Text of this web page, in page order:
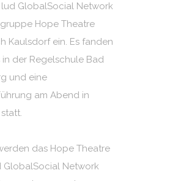
GlobalSocial Network
Hope Theatre
Kaulsdorf ein. Es fanden
der Regelschule Bad
und eine
am Abend in
das Hope Theatre
GlobalSocial Network